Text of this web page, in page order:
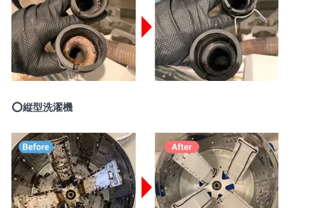
⭕️縦型洗濯機